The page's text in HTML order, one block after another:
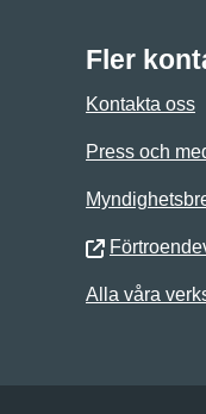
Fler
Kontakta oss
Press och
Alla våra